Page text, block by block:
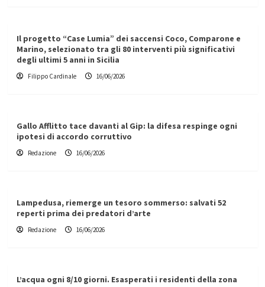
Il progetto “Case Lumia” dei saccensi Coco, Comparone e
Marino, selezionato tra gli 80 interventi più significativi
degli ultimi 5 anni in Sicilia
Filippo Cardinale 16/06/2026
Gallo Afflitto tace davanti al Gip: la difesa respinge ogni
ipotesi di accordo corruttivo
Redazione 16/06/2026
Lampedusa, riemerge un tesoro sommerso: salvati 52
reperti prima dei predatori d’arte
Redazione 16/06/2026
L’acqua ogni 8/10 giorni. Esasperati i residenti della zona